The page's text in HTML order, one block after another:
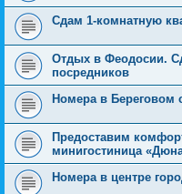
Сдам 1-комнатную
Отдых в Феодосии.
посредников
Номера в Береговом
Предоставим
минигостиница
Номера в центре